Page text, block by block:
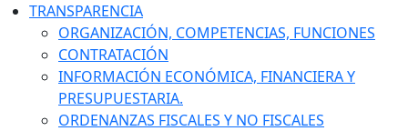
TRANSPARENCIA
ORGANIZACIÓN, COMPETENCIAS, FUNCIONES
CONTRATACIÓN
INFORMACIÓN ECONÓMICA, FINANCIERA Y
PRESUPUESTARIA.
ORDENANZAS FISCALES Y NO FISCALES